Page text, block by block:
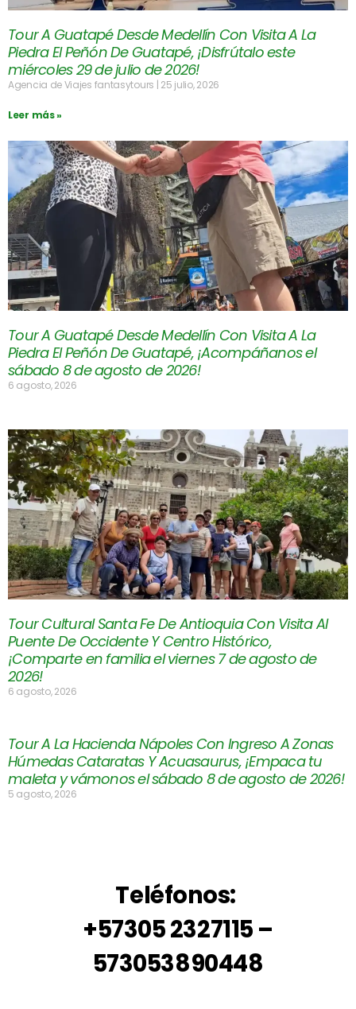
Tour A Guatapé Desde Medellín Con Visita A La
Piedra El Peñón De Guatapé, ¡Disfrútalo este
miércoles 29 de julio de 2026!
Agencia de Viajes fantasytours 25 julio, 2026
Leer más »
Tour A Guatapé Desde Medellín Con Visita A La
Piedra El Peñón De Guatapé, ¡Acompáñanos el
sábado 8 de agosto de 2026!
6 agosto, 2026
Tour Cultural Santa Fe De Antioquia Con Visita Al
Puente De Occidente Y Centro Histórico,
¡Comparte en familia el viernes 7 de agosto de
2026!
6 agosto, 2026
Tour A La Hacienda Nápoles Con Ingreso A Zonas
Húmedas Cataratas Y Acuasaurus, ¡Empaca tu
maleta y vámonos el sábado 8 de agosto de 2026!
5 agosto, 2026
Teléfonos:
+57305 2327115 –
573053890448